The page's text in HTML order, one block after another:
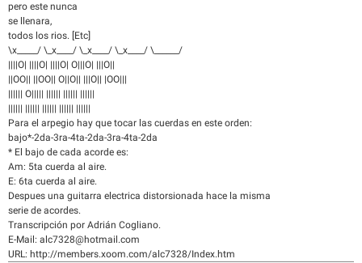
pero este nunca
se llenara,
todos los rios. [Etc]
\x_____/ \_x____/ \_x____/ \_x____/ \______/
||||O| ||||O| ||||O| O|||O| |||O||
||OO|| ||OO|| O||O|| |||O|| |OO|||
|||||| O||||| |||||| |||||| ||||||
|||||| |||||| |||||| |||||| ||||||
Para el arpegio hay que tocar las cuerdas en este orden:
bajo*-2da-3ra-4ta-2da-3ra-4ta-2da
* El bajo de cada acorde es:
Am: 5ta cuerda al aire.
E: 6ta cuerda al aire.
Despues una guitarra electrica distorsionada hace la misma
serie de acordes.
Transcripción por Adrián Cogliano.
E-Mail: alc7328@hotmail.com
URL: http://members.xoom.com/alc7328/Index.htm